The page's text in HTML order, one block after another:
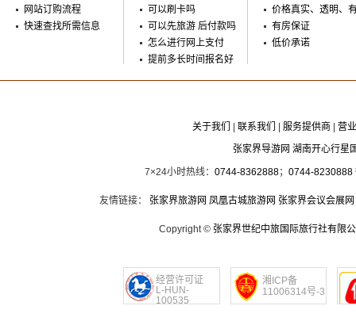
网站订购流程
快速查找所需信息
可以刷卡吗
可以先旅游 后付款吗
怎么进行网上支付
提前多长时间报名好
价格真实、透明、
有房保证
低价承诺
关于我们 联系我们 服务提供商
营
张家界导游网 湖南开心行星
7×24小时热线： 0744-8362888； 0744-8230888
友情链接： 张家界旅游网 凤凰古城旅游网 张家界会议会展网
Copyright © 张家界世纪中旅国际旅行社有限
经营许可证
L-HUN-
100535
湘ICP备
11006314号-3